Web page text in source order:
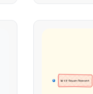
📊 Vijf-Stappen Raamwerk
21